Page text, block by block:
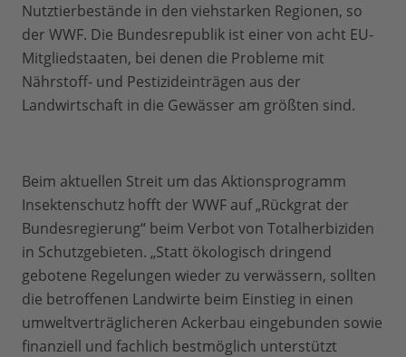
Nutztierbestände in den viehstarken Regionen, so
der WWF. Die Bundesrepublik ist einer von acht EU-
Mitgliedstaaten, bei denen die Probleme mit
Nährstoff- und Pestizideinträgen aus der
Landwirtschaft in die Gewässer am größten sind.
Beim aktuellen Streit um das Aktionsprogramm
Insektenschutz hofft der WWF auf „Rückgrat der
Bundesregierung“ beim Verbot von Totalherbiziden
in Schutzgebieten. „Statt ökologisch dringend
gebotene Regelungen wieder zu verwässern, sollten
die betroffenen Landwirte beim Einstieg in einen
umweltverträglicheren Ackerbau eingebunden sowie
finanziell und fachlich bestmöglich unterstützt